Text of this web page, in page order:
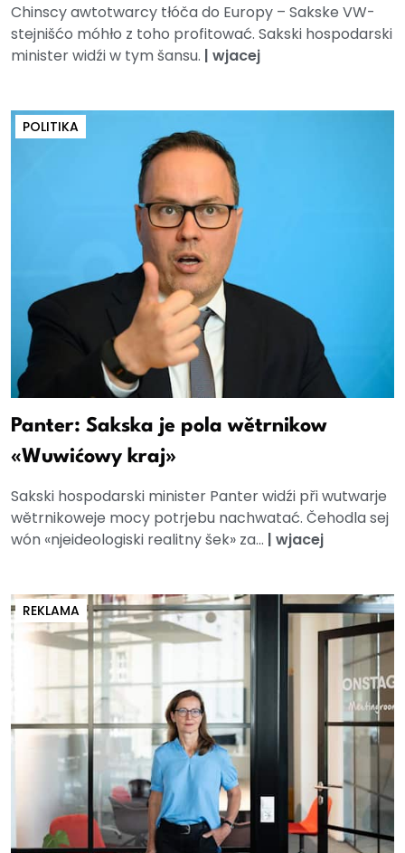
Chinscy awtotwarcy tłóča do Europy – Sakske VW-
stejnišćo móhło z toho profitować. Sakski hospodarski
minister widźi w tym šansu. | wjacej
POLITIKA
Panter: Sakska je pola wětrnikow
«Wuwićowy kraj»
Sakski hospodarski minister Panter widźi při wutwarje
wětrnikoweje mocy potrjebu nachwatać. Čehodla sej
wón «njeideologiski realitny šek» za... | wjacej
REKLAMA